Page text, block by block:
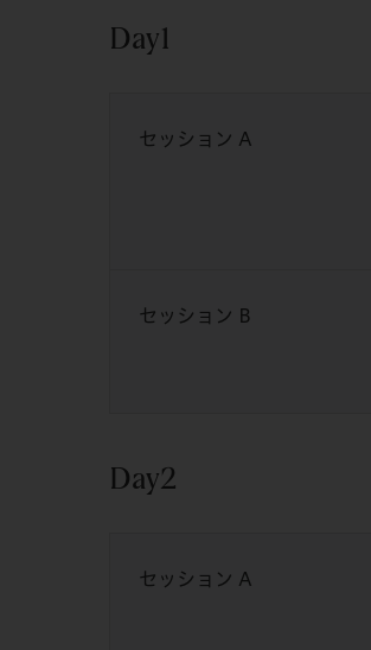
Day1
セッション A
セッション B
Day2
セッション A